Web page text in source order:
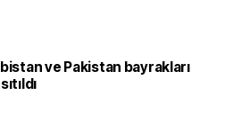
ve Pakistan bayrakları